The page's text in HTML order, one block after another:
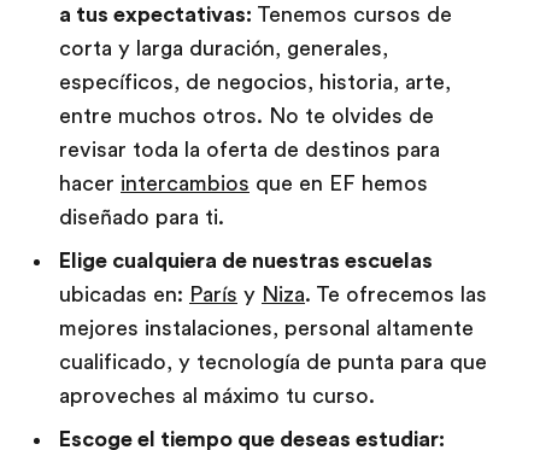
a tus expectativas: Tenemos cursos de
corta y larga duración, generales,
específicos, de negocios, historia, arte,
entre muchos otros. No te olvides de
revisar toda la oferta de destinos para
hacer intercambios que en EF hemos
diseñado para ti.
Elige cualquiera de nuestras escuelas
ubicadas en: París y Niza. Te ofrecemos las
mejores instalaciones, personal altamente
cualificado, y tecnología de punta para que
aproveches al máximo tu curso.
Escoge el tiempo que deseas estudiar: